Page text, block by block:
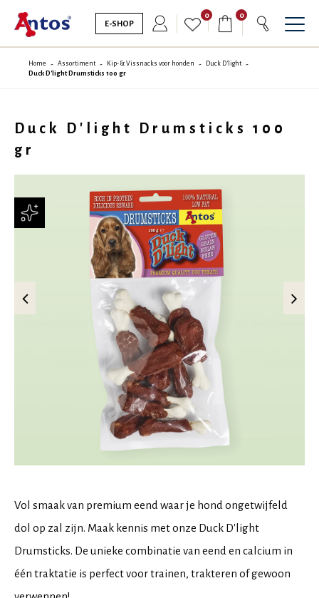
E-SHOP
0 0
Home Assortiment Kip- & Vissnacks voor honden
Duck D'light
Duck D'light Drumsticks 100 gr
Duck D'light Drumsticks 100
gr
Vol smaak van premium eend waar je hond ongetwijfeld
dol op zal zijn. Maak kennis met onze Duck D'light
Drumsticks. De unieke combinatie van eend en calcium in
één traktatie is perfect voor trainen, trakteren of gewoon